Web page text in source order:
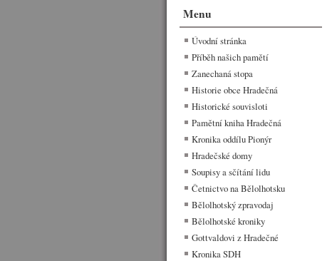
Menu
Úvodní stránka
Příběh našich pamětí
Zanechaná stopa
Historie obce Hradečná
Historické souvisloti
Pamětní kniha Hradečná
Kronika oddílu Pionýr
Hradečské domy
Soupisy a sčítání lidu
Četnictvo na Bělolhotsku
Bělolhotský zpravodaj
Bělolhotské kroniky
Gottvaldovi z Hradečné
Kronika SDH